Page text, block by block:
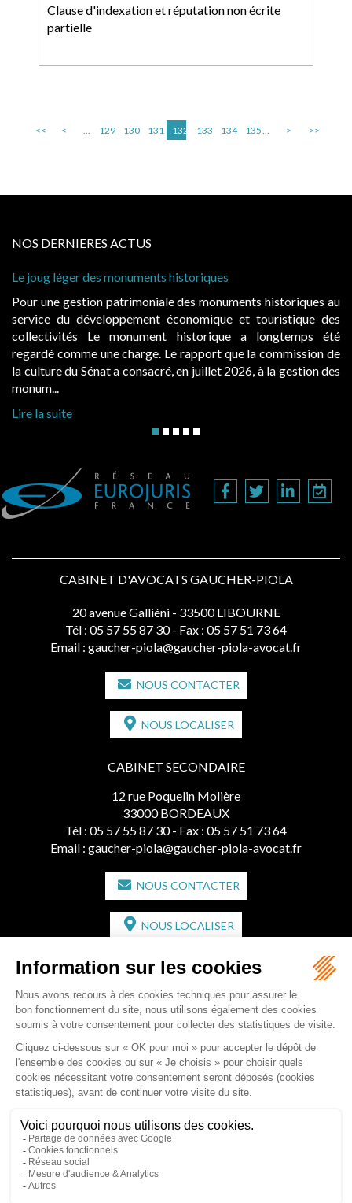
Clause d'indexation et réputation non écrite
partielle
<< < ... 129 130 131 132 133 134 135... > >>
NOS DERNIERES ACTUS
monuments historiques
patrimoniale des monuments historiques au
économique et touristique des
monument historique a longtemps été
une charge. Le rapport que la commission de
a consacré, en juillet 2026, à la gestion des
Evocatrices des
également un
public, elles
d’occupation.
CABINET D'AVOCATS GAUCHER-PIOLA
20 avenue Galliéni - 33500 LIBOURNE
Tél : 05 57 55 87 30 - Fax : 05 57 51 73 64
Email : gaucher-piola@gaucher-piola-avocat.fr
NOUS CONTACTER
NOUS LOCALISER
CABINET SECONDAIRE
12 rue Poquelin Molière
33000 BORDEAUX
Tél : 05 57 55 87 30 - Fax : 05 57 51 73 64
Email : gaucher-piola@gaucher-piola-avocat.fr
NOUS CONTACTER
NOUS LOCALISER
CABINET SECONDAIRE
2 bis Avenue de l'Europe
33350 ST MAGNE-DE-CASTILLON
Tél :05 57 55 87 30 - Fax : 05 57 51 73 64
Email :gaucher-piola@gaucher-piola-avocat.fr
NOUS CONTACTER
NOUS LOCALISER